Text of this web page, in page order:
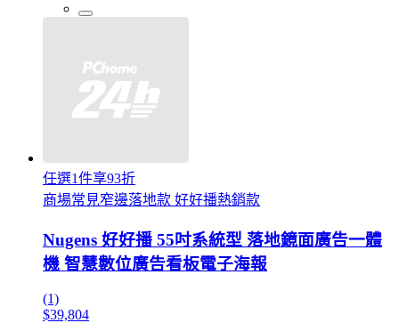
任選1件享93折
商場常見窄邊落地款 好好播熱銷款
Nugens 好好播 55吋系統型 落地鏡面廣告一體
機 智慧數位廣告看板電子海報
(1)
$39,804